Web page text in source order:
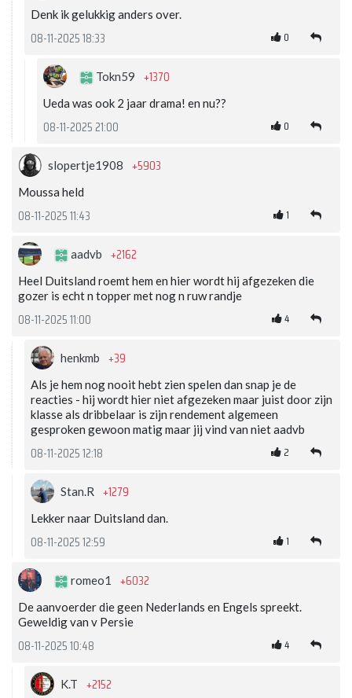
Denk ik gelukkig anders over.
08-11-2025 18:33 0
Tokn59 +1370
Ueda was ook 2 jaar drama! en nu??
08-11-2025 21:00 0
slopertje1908 +5903
Moussa held
08-11-2025 11:43 1
aadvb +2162
Heel Duitsland roemt hem en hier wordt hij afgezeken die
gozer is echt n topper met nog n ruw randje
08-11-2025 11:00 4
henkmb +39
Als je hem nog nooit hebt zien spelen dan snap je de
reacties - hij wordt hier niet afgezeken maar juist door zijn
klasse als dribbelaar is zijn rendement algemeen
gesproken gewoon matig maar jij vind van niet aadvb
08-11-2025 12:18 2
Stan.R +1279
Lekker naar Duitsland dan.
08-11-2025 12:59 1
romeo1 +6032
De aanvoerder die geen Nederlands en Engels spreekt.
Geweldig van v Persie
08-11-2025 10:48 4
K.T +2152